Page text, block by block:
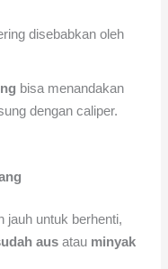
disebabkan oleh
bisa menandakan
dengan caliper.
jauh untuk berhenti,
aus atau minyak